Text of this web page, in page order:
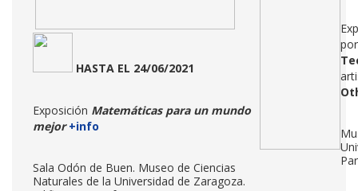
HASTA EL 24/06/2021
Exposición Matemáticas para un mundo
mejor+info
Sala Odón de Buen. Museo de Ciencias
Naturales de la Universidad de Zaragoza.